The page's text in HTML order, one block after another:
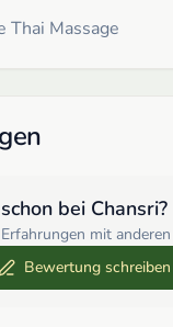
Thai Massage
bei Chansri?
mit
Bewertung schreiben